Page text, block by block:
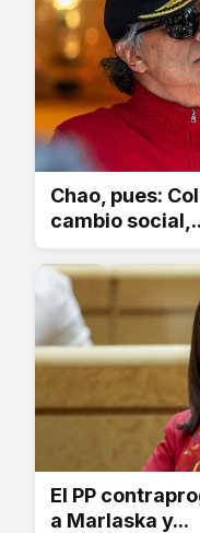
Chao, pues:
cambio
El PP
a Marlaska y...